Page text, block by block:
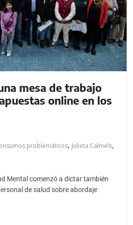
mesa de trabajo
online en los
problemáticos, Julieta Calmels,
Mental comenzó a dictar también
de salud sobre abordaje